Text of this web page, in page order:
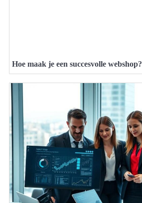
Hoe maak je een succesvolle webshop?